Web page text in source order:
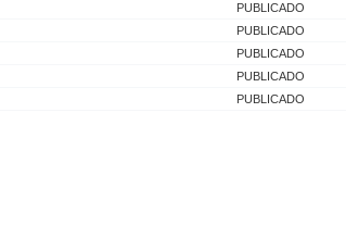
PUBLICADO
PUBLICADO
PUBLICADO
PUBLICADO
PUBLICADO